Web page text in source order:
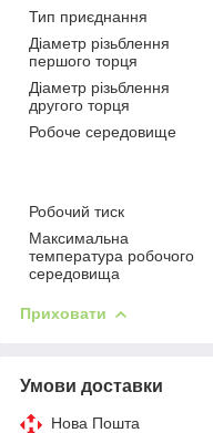
Тип приєднання
Діаметр різьблення
першого торця
Діаметр різьблення
другого торця
Робоче середовище
Робочий тиск
Максимальна
температура робочого
середовища
Приховати
Умови доставки
Нова Пошта